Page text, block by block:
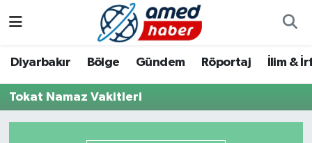
Diyarbakır Bölge Gündem Röportaj İlim &
Tokat Namaz Vakitleri
Bölge
Röportaj
Aile
Asayiş
Diyarbakır Hava Durumu
Diyarbakır Namaz Vakitleri